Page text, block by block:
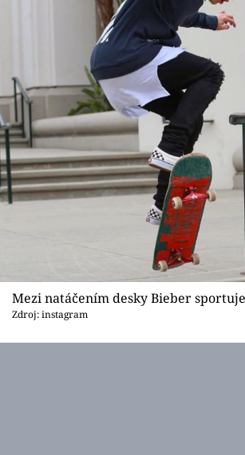
Mezi natáčením desky Bieber
Zdroj: instagram